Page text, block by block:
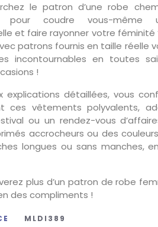
le patron d’une robe
pour coudre vous-même
et faire rayonner votre féminité
patrons fournis en taille réelle
incontournables en toutes
!
explications détaillées, vous
ces vêtements polyvalents,
ou un rendez-vous
accrocheurs ou des
longues ou sans manches,
plus d’un patron de robe
des compliments !
MLDI389